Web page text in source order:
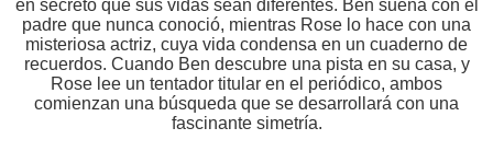
en secreto que sus vidas sean diferentes. Ben sueña con el
padre que nunca conoció, mientras Rose lo hace con una
misteriosa actriz, cuya vida condensa en un cuaderno de
recuerdos. Cuando Ben descubre una pista en su casa, y
Rose lee un tentador titular en el periódico, ambos
comienzan una búsqueda que se desarrollará con una
fascinante simetría.